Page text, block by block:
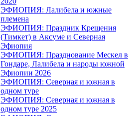
ЭФИОПИЯ: Лалибела и южные
племена
ЭФИОПИЯ: Праздник Крещения
(Тимкет) в Аксуме и Северная
Эфиопия
ЭФИОПИЯ: Празднование Мескел в
Гондаре, Лалибела и народы южной
Эфиопии 2026
ЭФИОПИЯ: Северная и южная в
одном туре
ЭФИОПИЯ: Северная и южная в
одном туре 2025